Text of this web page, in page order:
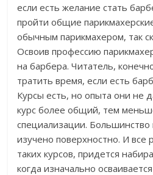
если есть желание стать
пройти общие
обычным парикмахером, так
Освоив профессию
на барбера. Читатель,
тратить время, если есть
Курсы есть, но опыта они не
курс более общий, тем
специализации. Большинство
изучено поверхностно. И все
таких курсов, придется
когда изначально